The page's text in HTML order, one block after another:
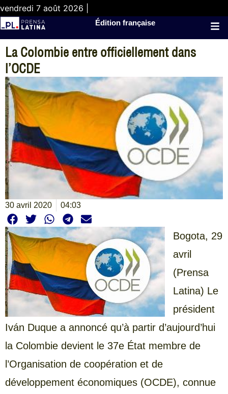
vendredi 7 août 2026 |
Édition française
La Colombie entre officiellement dans
l’OCDE
30 avril 2020 04:03
Bogota, 29
avril
(Prensa
Latina) Le
président
Iván Duque a annoncé qu’à partir d’aujourd’hui
la Colombie devient le 37e État membre de
l’Organisation de coopération et de
développement économiques (OCDE), connue